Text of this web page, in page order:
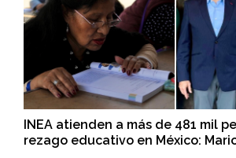
INEA atienden a más de 481 mil
rezago educativo en México: